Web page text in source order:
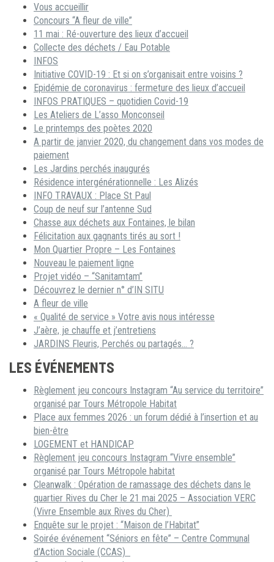
Vous accueillir
Concours “A fleur de ville”
11 mai : Ré-ouverture des lieux d’accueil
Collecte des déchets / Eau Potable
INFOS
Initiative COVID-19 : Et si on s’organisait entre voisins ?
Epidémie de coronavirus : fermeture des lieux d’accueil
INFOS PRATIQUES – quotidien Covid-19
Les Ateliers de L’asso Monconseil
Le printemps des poètes 2020
A partir de janvier 2020, du changement dans vos modes de
paiement
Les Jardins perchés inaugurés
Résidence intergénérationnelle : Les Alizés
INFO TRAVAUX : Place St Paul
Coup de neuf sur l’antenne Sud
Chasse aux déchets aux Fontaines, le bilan
Félicitation aux gagnants tirés au sort !
Mon Quartier Propre – Les Fontaines
Nouveau le paiement ligne
Projet vidéo – “Sanitamtam”
Découvrez le dernier n° d’IN SITU
A fleur de ville
« Qualité de service » Votre avis nous intéresse
J’aère, je chauffe et j’entretiens
JARDINS Fleuris, Perchés ou partagés… ?
LES ÉVÉNEMENTS
Règlement jeu concours Instagram “Au service du territoire”
organisé par Tours Métropole Habitat
Place aux femmes 2026 : un forum dédié à l’insertion et au
bien-être
LOGEMENT et HANDICAP
Règlement jeu concours Instagram “Vivre ensemble”
organisé par Tours Métropole habitat
Cleanwalk : Opération de ramassage des déchets dans le
quartier Rives du Cher le 21 mai 2025 – Association VERC
(Vivre Ensemble aux Rives du Cher)
Enquête sur le projet : “Maison de l’Habitat”
Soirée événement “Séniors en fête” – Centre Communal
d’Action Sociale (CCAS)